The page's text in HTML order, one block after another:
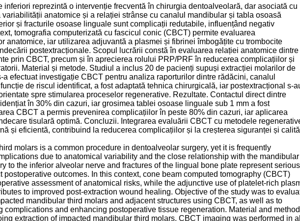
inferiori reprezintă o intervenție frecventă în chirurgia dentoalveolară, dar asociată cu
anatomice și a relației strânse cu canalul mandibular și tabla osoasă
și fracturile osoase linguale sunt complicații redutabile, influențând negativ
tomografia computerizată cu fascicul conic (CBCT) permite evaluarea
anatomice, iar utilizarea adjuvantă a plasmei și fibrinei îmbogățite cu trombocite
postextracționale. Scopul lucrării constă în evaluarea relației anatomice dintre
prin CBCT, precum și în aprecierea rolului PRP/PRF în reducerea complicațiilor și
Material și metode. Studiul a inclus 20 de pacienți supuși extracției molarilor de
efectuat investigație CBCT pentru analiza raporturilor dintre rădăcini, canalul
de riscul identificat, a fost adaptată tehnica chirurgicală, iar postextracțional s-
spre stimularea proceselor regenerative. Rezultate. Contactul direct dintre
în 30% din cazuri, iar grosimea tablei osoase linguale sub 1 mm a fost
CBCT a permis prevenirea complicațiilor în peste 80% din cazuri, iar aplicarea
tisulară optimă. Concluzii. Integrarea evaluării CBCT cu metodele
și eficientă, contribuind la reducerea complicațiilor și la creșterea siguranței și
molars is a common procedure in dentoalveolar surgery, yet it is frequently
due to anatomical variability and the close relationship with the mandibular
to the inferior alveolar nerve and fractures of the lingual bone plate represent serious
outcomes. In this context, cone beam computed tomography (CBCT)
assessment of anatomical risks, while the adjunctive use of platelet-rich
to improved post-extraction wound healing. Objective of the study was to
mandibular third molars and adjacent structures using CBCT, as well as to
complications and enhancing postoperative tissue regeneration. Material and
extraction of impacted mandibular third molars. CBCT imaging was performed in